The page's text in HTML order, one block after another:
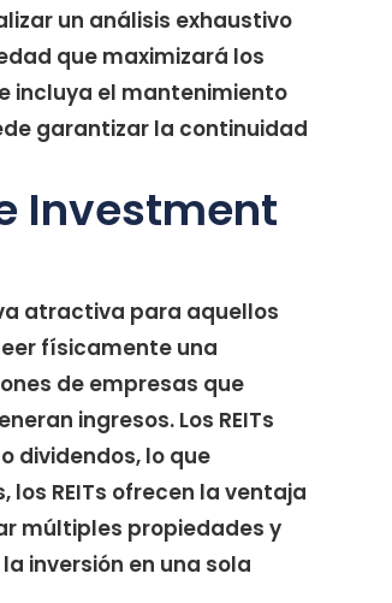
un análisis exhaustivo
que maximizará los
incluya el mantenimiento
garantizar la continuidad
Investment
atractiva para aquellos
físicamente una
de empresas que
ingresos. Los REITs
dividendos, lo que
REITs ofrecen la ventaja
múltiples propiedades y
inversión en una sola